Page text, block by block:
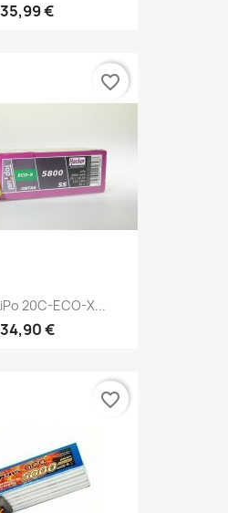
€
20C-ECO-X...
€
favorite_border
favorite_border